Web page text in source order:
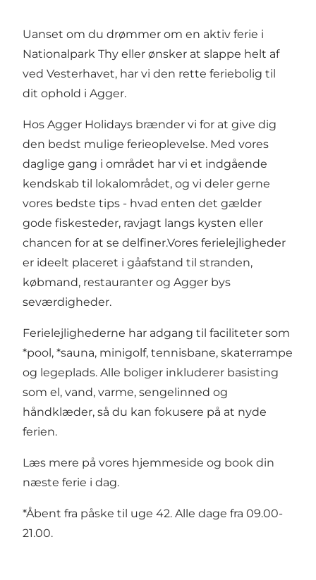
Uanset om du drømmer om en aktiv ferie i
Nationalpark Thy eller ønsker at slappe helt af
ved Vesterhavet, har vi den rette feriebolig til
dit ophold i Agger.
Hos Agger Holidays brænder vi for at give dig
den bedst mulige ferieoplevelse. Med vores
daglige gang i området har vi et indgående
kendskab til lokalområdet, og vi deler gerne
vores bedste tips - hvad enten det gælder
gode fiskesteder, ravjagt langs kysten eller
chancen for at se delfiner.Vores ferielejligheder
er ideelt placeret i gåafstand til stranden,
købmand, restauranter og Agger bys
seværdigheder.
Ferielejlighederne har adgang til faciliteter som
*pool, *sauna, minigolf, tennisbane, skaterrampe
og legeplads. Alle boliger inkluderer basisting
som el, vand, varme, sengelinned og
håndklæder, så du kan fokusere på at nyde
ferien.
Læs mere på vores hjemmeside og book din
næste ferie i dag.
*Åbent fra påske til uge 42. Alle dage fra 09.00-
21.00.